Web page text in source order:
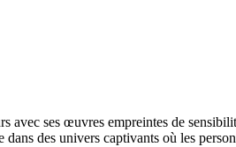
ses œuvres empreintes de
des univers captivants où les